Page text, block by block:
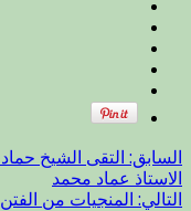
السابق: التقى الشيخ
الاستاذ عماد محمد
التالي: المنجيات من الفتن